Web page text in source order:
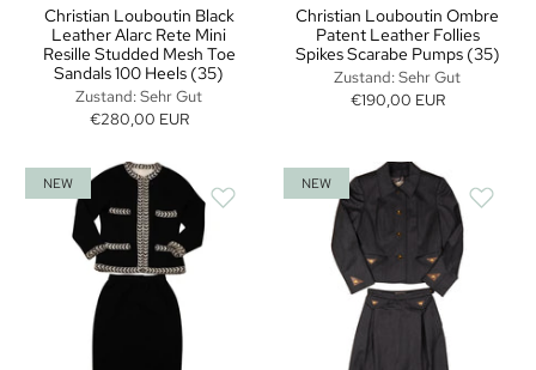
Christian Louboutin Black
Leather Alarc Rete Mini
Resille Studded Mesh Toe
Sandals 100 Heels (35)
Zustand: Sehr Gut
€280,00 EUR
Christian Louboutin Ombre
Patent Leather Follies
Spikes Scarabe Pumps (35)
Zustand: Sehr Gut
€190,00 EUR
NEW NEW